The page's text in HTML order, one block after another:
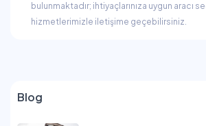
bulunmaktadır; ihtiyaçlarınıza uygun aracı
hizmetlerimizle iletişime geçebilirsiniz.
Blog